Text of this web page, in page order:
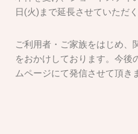
日(火)まで延長させていただ
ご利用者・ご家族をはじめ、
をおかけしております。今後
ムページにて発信させて頂き